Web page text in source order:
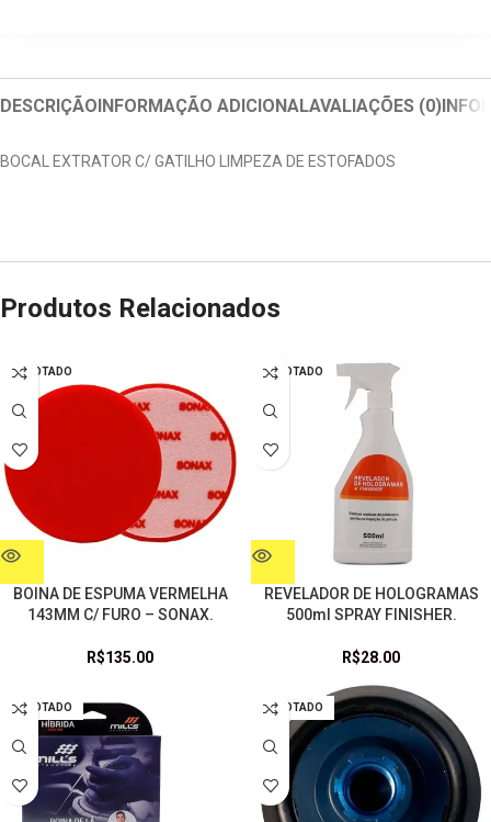
DESCRIÇÃOINFORMAÇÃO ADICIONALAVALIAÇÕES (0)
BOCAL EXTRATOR C/ GATILHO LIMPEZA DE ESTOFADOS
Produtos Relacionados
ESGOTADO
BOINA DE ESPUMA VERMELHA
143MM C/ FURO – SONAX.
R$135.00
ESGOTADO
REVELADOR DE HOLOGRAMAS
500ml SPRAY FINISHER.
R$28.00
ESGOTADO ESGOTADO